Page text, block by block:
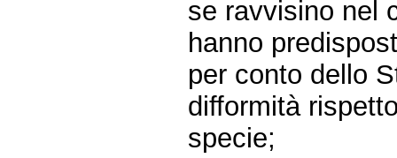
se ravvisino nel
hanno
per conto dello
difformità
specie;